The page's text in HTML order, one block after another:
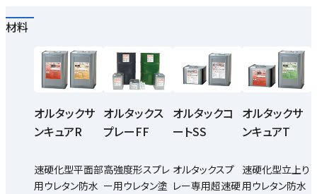
材料
オルタックサ
ンキュアR
速硬化型平面部
用ウレタン防水
オルタックス
プレーFF
高強度形スプレ
ー用ウレタン塗
オルタックコ
ートSS
オルタックスプ
レー専用超速硬
オルタックサ
ンキュアT
速硬化型立上り
用ウレタン防水